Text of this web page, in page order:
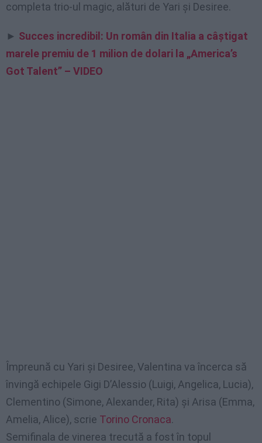
completa trio-ul magic, alături de Yari și Desiree.
► Succes incredibil: Un român din Italia a câștigat
marele premiu de 1 milion de dolari la „America’s
Got Talent” – VIDEO
Împreună cu Yari și Desiree, Valentina va încerca să
învingă echipele Gigi D’Alessio (Luigi, Angelica, Lucia),
Clementino (Simone, Alexander, Rita) și Arisa (Emma,
Amelia, Alice), scrie Torino Cronaca.
Semifinala de vinerea trecută a fost în topul